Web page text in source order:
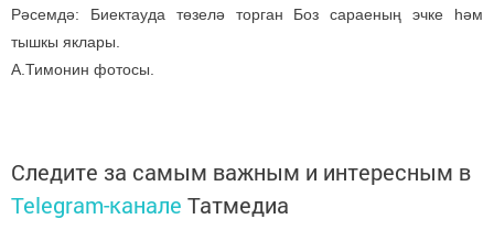
Рәсемдә: Биектауда төзелә торган Боз сараеның эчке һәм
тышкы яклары.
А.Тимонин фотосы.
Следите за самым важным и интересным в
Telegram-канале Татмедиа